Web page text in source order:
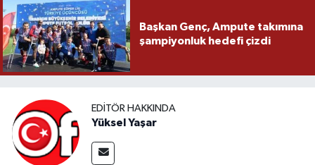
Başkan Genç, Ampute takımına
şampiyonluk hedefi çizdi
EDITÖR HAKKINDA
Yüksel Yaşar